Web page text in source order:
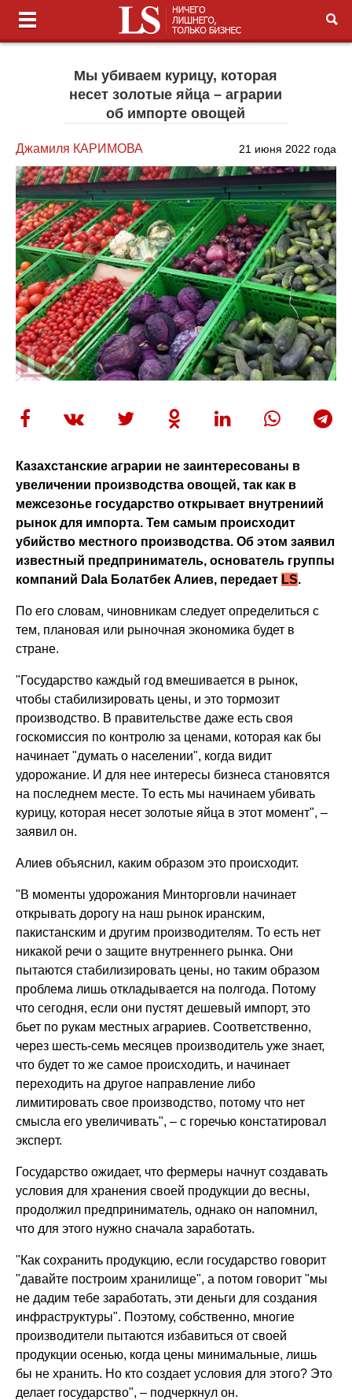
Мы убиваем курицу, которая
несет золотые яйца – аграрии
об импорте овощей
Джамиля КАРИМОВА 21 июня 2022 года
Казахстанские аграрии не заинтересованы в
увеличении производства овощей, так как в
межсезонье государство открывает внутрениий
рынок для импорта. Тем самым происходит
убийство местного производства. Об этом заявил
известный предприниматель, основатель группы
компаний Dala Болатбек Алиев, передает LS.
По его словам, чиновникам следует определиться с
тем, плановая или рыночная экономика будет в
стране.
"Государство каждый год вмешивается в рынок,
чтобы стабилизировать цены, и это тормозит
производство. В правительстве даже есть своя
госкомиссия по контролю за ценами, которая как бы
начинает "думать о населении", когда видит
удорожание. И для нее интересы бизнеса становятся
на последнем месте. То есть мы начинаем убивать
курицу, которая несет золотые яйца в этот момент", –
заявил он.
Алиев объяснил, каким образом это происходит.
"В моменты удорожания Минторговли начинает
открывать дорогу на наш рынок иранским,
пакистанским и другим производителям. То есть нет
никакой речи о защите внутреннего рынка. Они
пытаются стабилизировать цены, но таким образом
проблема лишь откладывается на полгода. Потому
что сегодня, если они пустят дешевый импорт, это
бьет по рукам местных аграриев. Соответственно,
через шесть-семь месяцев производитель уже знает,
что будет то же самое происходить, и начинает
переходить на другое направление либо
лимитировать свое производство, потому что нет
смысла его увеличивать", – с горечью констатировал
эксперт.
Государство ожидает, что фермеры начнут создавать
условия для хранения своей продукции до весны,
продолжил предприниматель, однако он напомнил,
что для этого нужно сначала заработать.
"Как сохранить продукцию, если государство говорит
"давайте построим хранилище", а потом говорит "мы
не дадим тебе заработать, эти деньги для создания
инфраструктуры". Поэтому, собственно, многие
производители пытаются избавиться от своей
продукции осенью, когда цены минимальные, лишь
бы не хранить. Но кто создает условия для этого? Это
делает государство", – подчеркнул он.